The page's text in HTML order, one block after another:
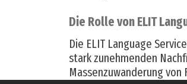
Die Rolle von ELIT
Die ELIT Language
stark zunehmenden
Massenzuwanderung